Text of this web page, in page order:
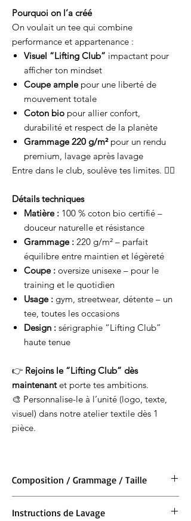
Pourquoi on l’a créé
On voulait un tee qui combine
performance et appartenance :
Visuel “Lifting Club” impactant pour
afficher ton mindset
Coupe amplepour une liberté de
mouvement totale
Coton bio pour allier confort,
durabilité et respect de la planète
Grammage 220 g/m²pour un rendu
premium, lavage après lavage
Entre dans le club, soulève tes limites. 🏋️‍♀️
Détails techniques
Matière : 100 % coton bio certifié –
douceur naturelle et résistance
Grammage : 220 g/m² – parfait
équilibre entre maintien et légèreté
Coupe : oversize unisexe – pour le
training et le quotidien
Usage : gym, streetwear, détente – un
tee, toutes les occasions
Design : sérigraphie “Lifting Club”
haute tenue
👉 Rejoins le “Lifting Club” dès
maintenantet porte tes ambitions.
🎨 Personnalise-le à l’unité (logo, texte,
visuel) dans notre atelier textile dès 1
pièce.
Composition / Grammage / Taille
Grammage : 220 g/m²
Instructions de Lavage